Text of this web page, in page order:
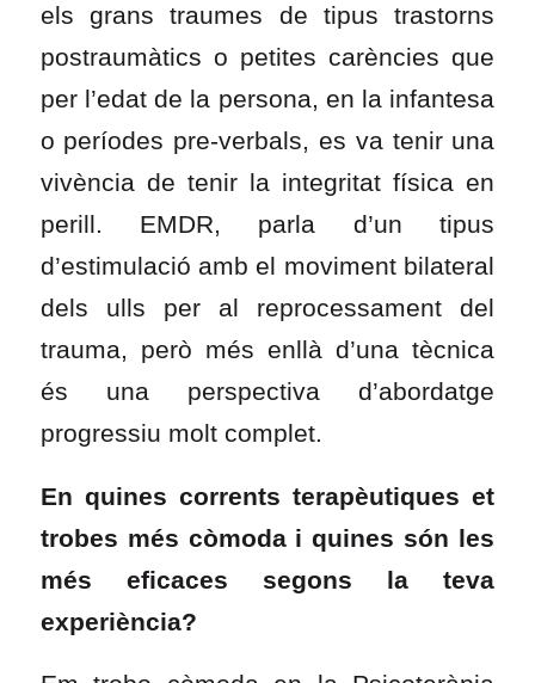
els grans traumes de tipus trastorns
postraumàtics o petites carències que
per l’edat de la persona, en la infantesa
o períodes pre-verbals, es va tenir una
vivència de tenir la integritat física en
perill. EMDR, parla d’un tipus
d’estimulació amb el moviment bilateral
dels ulls per al reprocessament del
trauma, però més enllà d’una tècnica
és una perspectiva d’abordatge
progressiu molt complet.
En quines corrents terapèutiques et
trobes més còmoda i quines són les
més eficaces segons la teva
experiència?